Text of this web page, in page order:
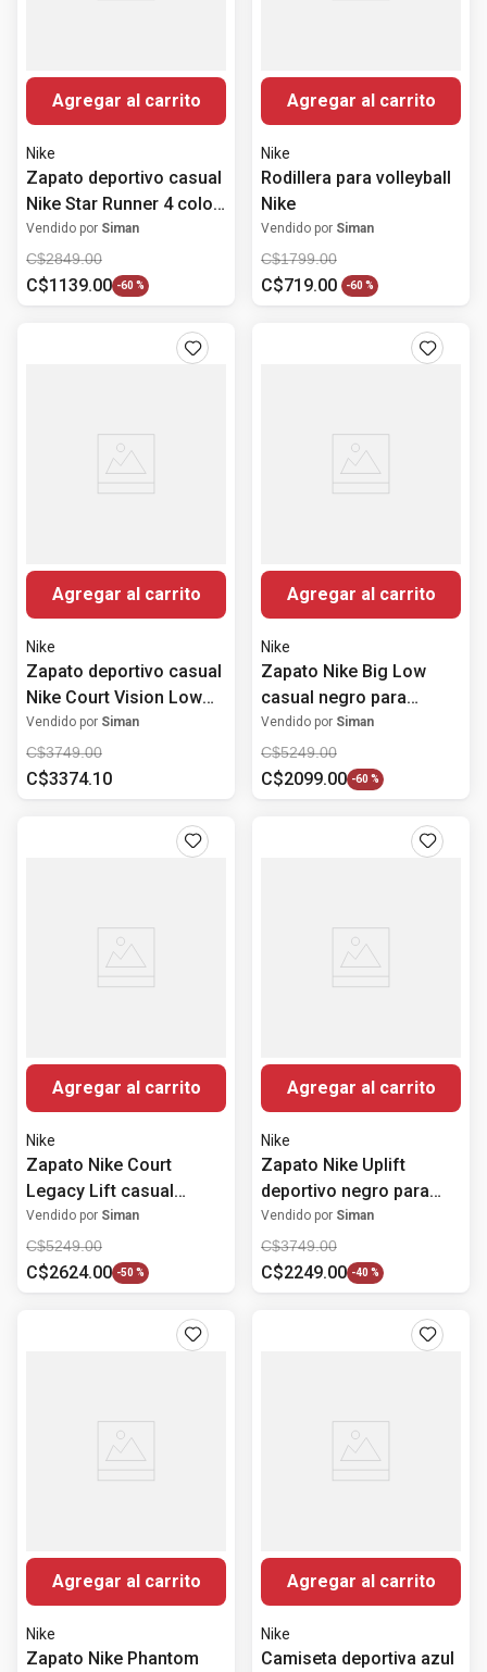
Agregar al carrito
Nike
Zapato deportivo casual
Nike Star Runner 4 color
gris para niño
Vendido por Siman
C$2849.00
C$1139.00 -60 %
Agregar al carrito
Nike
Rodillera para volleyball
Nike
Vendido por Siman
C$1799.00
C$719.00 -60 %
Agregar al carrito
Nike
Zapato deportivo casual
Nike Court Vision Low
blanco para hombre
Vendido por Siman
C$3749.00
C$3374.10
Agregar al carrito
Nike
Zapato Nike Big Low
casual negro para
hombre
Vendido por Siman
C$5249.00
C$2099.00 -60 %
Agregar al carrito
Nike
Zapato Nike Court
Legacy Lift casual
blanco para mujer
Vendido por Siman
C$5249.00
C$2624.00 -50 %
Agregar al carrito
Nike
Zapato Nike Uplift
deportivo negro para
mujer
Vendido por Siman
C$3749.00
C$2249.00 -40 %
Agregar al carrito
Nike
Zapato Nike Phantom
Agregar al carrito
Nike
Camiseta deportiva azul